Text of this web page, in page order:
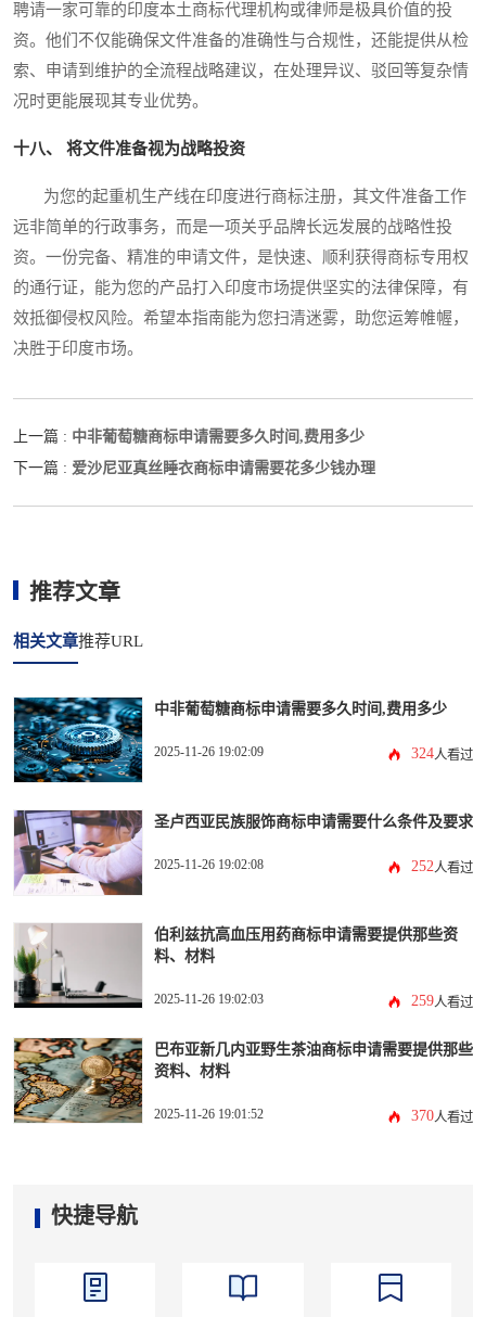
聘请一家可靠的印度本土商标代理机构或律师是极具价值的投
资。他们不仅能确保文件准备的准确性与合规性，还能提供从检
索、申请到维护的全流程战略建议，在处理异议、驳回等复杂情
况时更能展现其专业优势。
十八、 将文件准备视为战略投资
为您的起重机生产线在印度进行商标注册，其文件准备工作
远非简单的行政事务，而是一项关乎品牌长远发展的战略性投
资。一份完备、精准的申请文件，是快速、顺利获得商标专用权
的通行证，能为您的产品打入印度市场提供坚实的法律保障，有
效抵御侵权风险。希望本指南能为您扫清迷雾，助您运筹帷幄，
决胜于印度市场。
上一篇 : 中非葡萄糖商标申请需要多久时间,费用多少
下一篇 : 爱沙尼亚真丝睡衣商标申请需要花多少钱办理
推荐文章
相关文章推荐URL
中非葡萄糖商标申请需要多久时间,费用多少
2025-11-26 19:02:09 324人看过
圣卢西亚民族服饰商标申请需要什么条件及要求
2025-11-26 19:02:08 252人看过
伯利兹抗高血压用药商标申请需要提供那些资
料、材料
2025-11-26 19:02:03 259人看过
巴布亚新几内亚野生茶油商标申请需要提供那些
资料、材料
2025-11-26 19:01:52 370人看过
快捷导航